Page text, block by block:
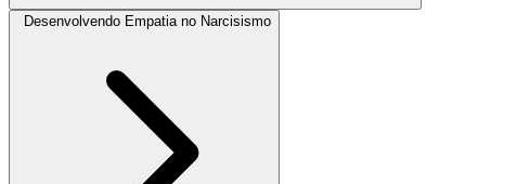
Desenvolvendo Empatia no Narcisismo